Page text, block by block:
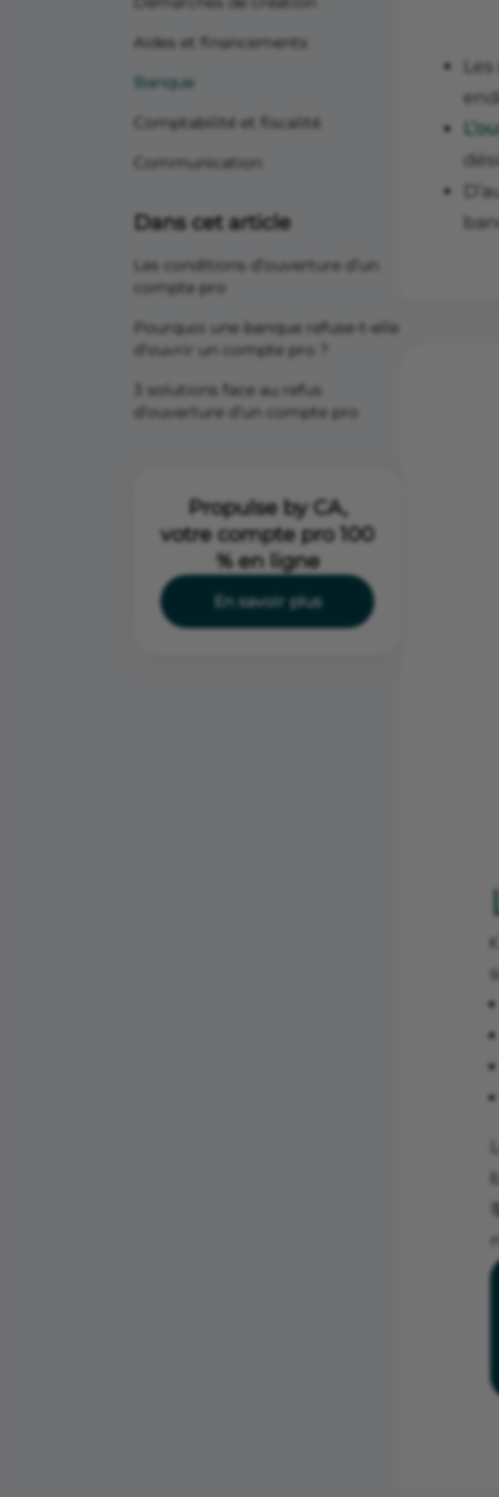
Aides et financements
Banque
Comptabilité et fiscalité
Communication
Dans cet article
Les conditions d’ouverture d’un
compte pro
Pourquoi une banque refuse-t-elle
d’ouvrir un compte pro ?
3 solutions face au refus
d’ouverture d’un compte pro
Propulse by CA,
votre compte pro 100
% en ligne
En savoir plus